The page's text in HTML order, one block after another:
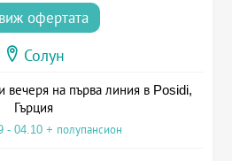
виж офертата
Солун
вечеря на първа линия в Posidi,
Гърция
- 04.10 + полупансион